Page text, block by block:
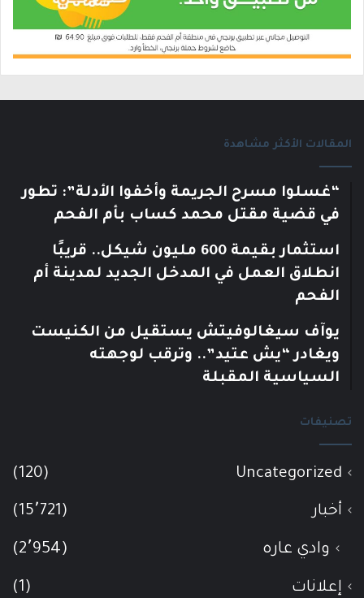
المقالات الأكثر مشاهدة
“غسلوا مسرح الجريمة وأخفوا الأدلة”: تطور
في قضية مقتل محمد كساب بأم الفحم
استثمار بقيمة 600 مليون شيكل.. قريبًا
انطلاق العمل في المدخل الجديد لمدينة أم
الفحم
يوآف سيغالوفيتش يستقيل من الكنيست
ويغادر “يش عتيد”.. وترقب لوجهته
السياسية المقبلة
تصنيفات
Uncategorized
(120)
أخبار (15٬721)
وادي عاره (2٬954)
إعلانات (1)